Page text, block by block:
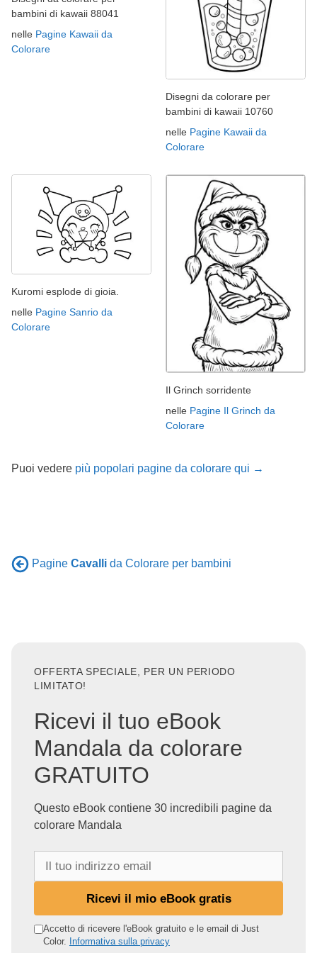
bambini di kawaii 88041
nelle Pagine Kawaii da
Colorare
Disegni da colorare per
bambini di kawaii 10760
nelle Pagine Kawaii da
Colorare
Kuromi esplode di gioia.
nelle Pagine Sanrio da
Colorare
Il Grinch sorridente
nelle Pagine Il Grinch da
Colorare
Puoi vedere più popolari pagine da colorare qui →
Pagine Cavalli da Colorare per bambini
OFFERTA SPECIALE, PER UN PERIODO
LIMITATO!
Ricevi il tuo eBook
Mandala da colorare
GRATUITO
Questo eBook contiene 30 incredibili pagine da
colorare Mandala
o
Ricevi il mio eBook gratis
Accetto di ricevere l'eBook gratuito e le email di Just
Color. Informativa sulla privacy